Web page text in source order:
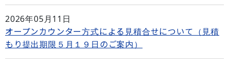
2026年05月11日
オープンカウンター方式による見積合せについて（見積
もり提出期限５月１９日のご案内）